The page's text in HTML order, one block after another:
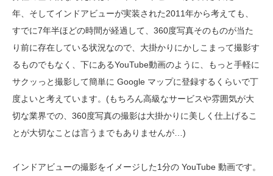
年、そしてインドアビューが実装された2011年から考えても、
すでに7年半ほどの時間が経過して、360度写真そのものが当た
り前に存在している状況なので、大掛かりにかしこまって撮影す
るものでもなく、下にあるYouTube動画のように、もっと手軽に
サクッっと撮影して簡単に Google マップに登録するくらいで丁
度よいと考えています。(もちろん高級なサービスや雰囲気が大
切な業界での、360度写真の撮影は大掛かりに美しく仕上げるこ
とが大切なことは言うまでもありませんが…)
インドアビューの撮影をイメージした1分の YouTube 動画です。